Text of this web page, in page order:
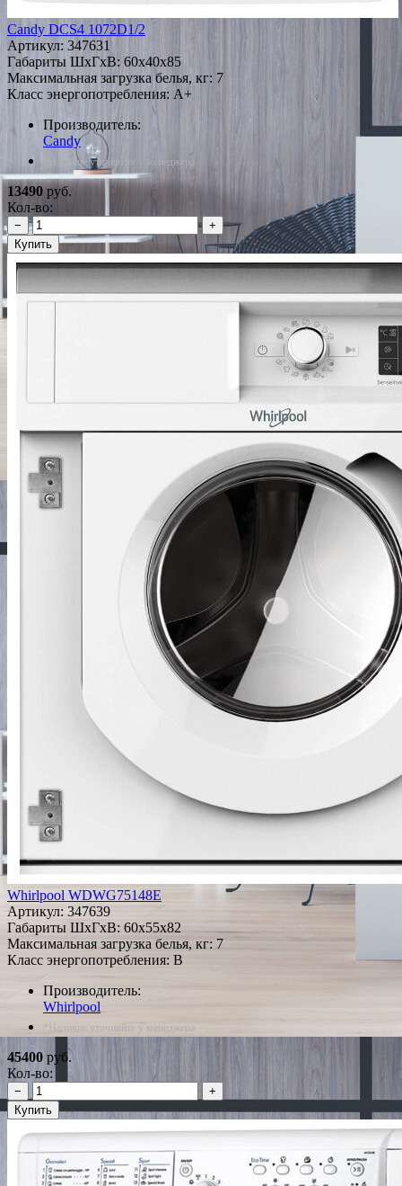
Candy DCS4 1072D1/2
Артикул: 347631
Габариты ШxГxВ: 60x40x85
Максимальная загрузка белья, кг: 7
Класс энергопотребления: A+
Производитель:
Candy
*Наличие уточняйте у менеджера
13490 руб.
Кол-во:
−
+
Купить
Whirlpool WDWG75148E
Артикул: 347639
Габариты ШxГxВ: 60x55x82
Максимальная загрузка белья, кг: 7
Класс энергопотребления: B
Производитель:
Whirlpool
*Наличие уточняйте у менеджера
45400 руб.
Кол-во:
−
+
Купить